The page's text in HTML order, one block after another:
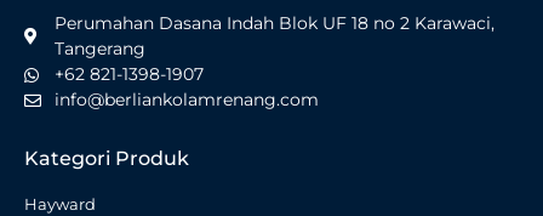
Perumahan Dasana Indah Blok UF 18 no 2 Karawaci,
Tangerang
+62 821-1398-1907
info@berliankolamrenang.com
Kategori Produk
Hayward